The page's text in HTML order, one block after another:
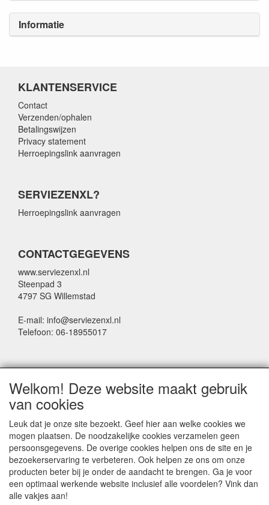
Informatie
KLANTENSERVICE
Contact
Verzenden/ophalen
Betalingswijzen
Privacy statement
Herroepingslink aanvragen
SERVIEZENXL?
Herroepingslink aanvragen
CONTACTGEGEVENS
www.serviezenxl.nl
Steenpad 3
4797 SG Willemstad
E-mail: info@serviezenxl.nl
Telefoon: 06-18955017
Voornaam
Achternaam
E-mail
Welkom! Deze website maakt gebruik
van cookies
Leuk dat je onze site bezoekt. Geef hier aan welke cookies we
mogen plaatsen. De noodzakelijke cookies verzamelen geen
persoonsgegevens. De overige cookies helpen ons de site en je
bezoekerservaring te verbeteren. Ook helpen ze ons om onze
producten beter bij je onder de aandacht te brengen. Ga je voor
een optimaal werkende website inclusief alle voordelen? Vink dan
alle vakjes aan!